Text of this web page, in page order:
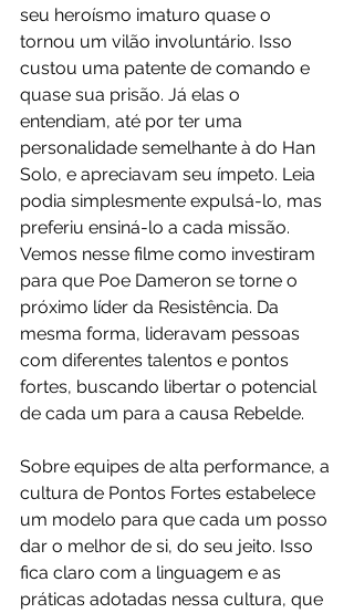
seu heroísmo imaturo quase o
tornou um vilão involuntário. Isso
custou uma patente de comando e
quase sua prisão. Já elas o
entendiam, até por ter uma
personalidade semelhante à do Han
Solo, e apreciavam seu ímpeto. Leia
podia simplesmente expulsá-lo, mas
preferiu ensiná-lo a cada missão.
Vemos nesse filme como investiram
para que Poe Dameron se torne o
próximo líder da Resistência. Da
mesma forma, lideravam pessoas
com diferentes talentos e pontos
fortes, buscando libertar o potencial
de cada um para a causa Rebelde.
Sobre equipes de alta performance, a
cultura de Pontos Fortes estabelece
um modelo para que cada um posso
dar o melhor de si, do seu jeito. Isso
fica claro com a linguagem e as
práticas adotadas nessa cultura, que